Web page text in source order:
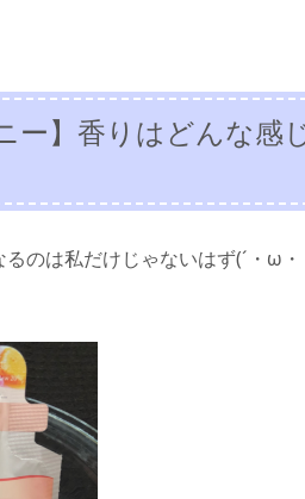
ー】香りはどんな感
のは私だけじゃないはず(´・ω・